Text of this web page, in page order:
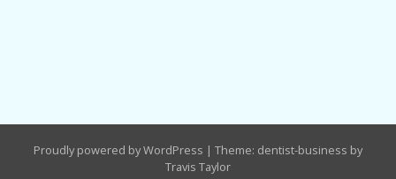
Proudly powered by WordPress | Theme: dentist-business by
Travis Taylor